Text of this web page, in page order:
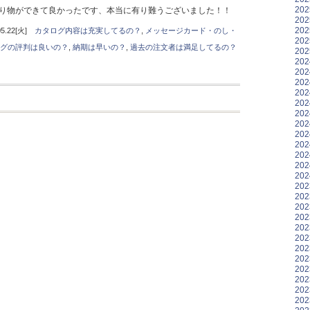
物ができて良かったです、本当に有り難うございました！！
火] カタログ内容は充実してるの？
メッセージカード・のし・
の評判は良いの？
納期は早いの？ 過去の注文者は満足してるの？